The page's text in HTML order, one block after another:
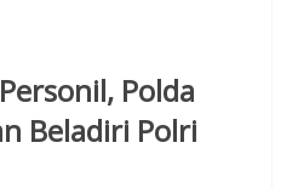
Polda
Beladiri Polri